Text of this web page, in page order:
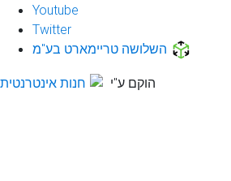
Youtube
Twitter
השלושה טריימארט בע"מ
הוקם ע"י חנות אינטרנטית